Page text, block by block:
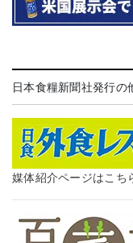
日本食糧新聞社発行の
媒体紹介ページはこち